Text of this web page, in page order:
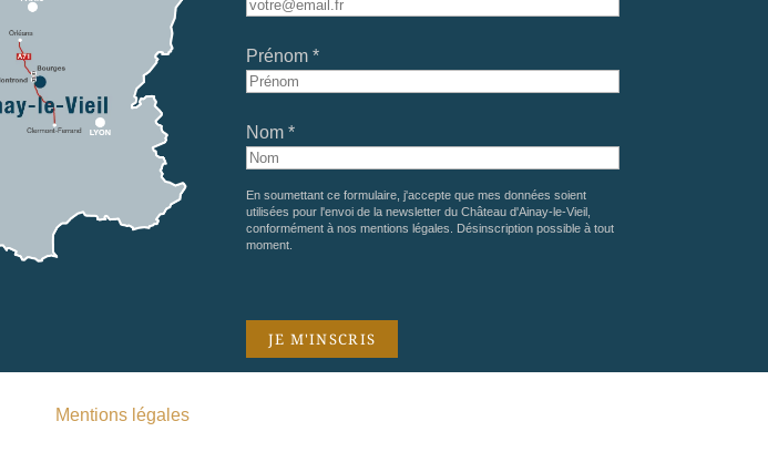
Prénom *
Nom *
En soumettant ce formulaire, j'accepte que mes données soient
utilisées pour l'envoi de la newsletter du Château d'Ainay-le-Vieil,
conformément à nos mentions légales . Désinscription possible à tout
moment.
Mentions légales